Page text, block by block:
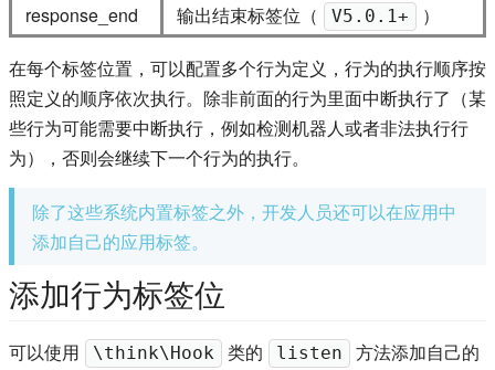
response_end
输出结束标签位（ V5.0.1+ ）
在每个标签位置，可以配置多个行为定义，行为的执行顺序按
照定义的顺序依次执行。除非前面的行为里面中断执行了（某
些行为可能需要中断执行，例如检测机器人或者非法执行行
为），否则会继续下一个行为的执行。
除了这些系统内置标签之外，开发人员还可以在应用中
添加自己的应用标签。
添加行为标签位
可以使用 \think\Hook 类的 listen 方法添加自己的